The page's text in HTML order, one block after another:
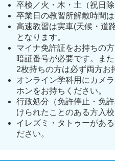
卒検／火・木・土（祝日除
卒業日の教習所解散時間
高速教習は実車(天候・道
となります。
マイナ免許証をお持ちの
暗証番号が必要です。ま
2枚持ちの方は必ず両方お
オンライン学科用にカメ
ホンをお持ちください。
行政処分（免許停止・免
けられたことのある方入校
イレズミ・タトゥーがあ
ださい。